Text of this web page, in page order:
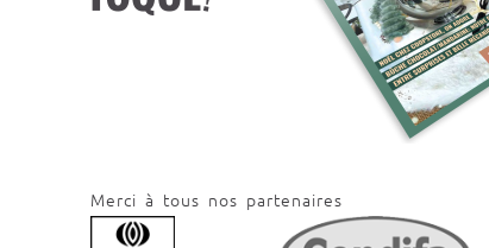
Merci à tous nos partenaires